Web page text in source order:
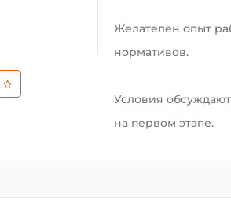
Желателен опыт
нормативов.
Условия
на первом этапе.